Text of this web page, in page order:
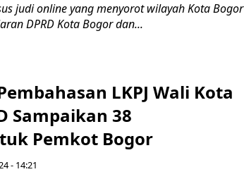
judi online yang menyorot wilayah Kota Bogor
DPRD Kota Bogor dan...
LKPJ Wali Kota
Sampaikan 38
Pemkot Bogor
- 14:21